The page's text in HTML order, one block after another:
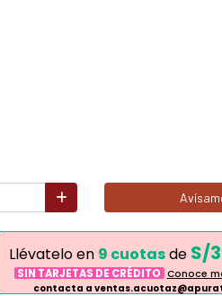
Llévatelo en 9 cuotasde S/
SIN TARJETAS DE CRÉDITO Conoce
contacta a